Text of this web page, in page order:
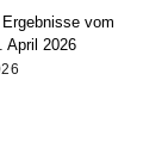
vom
April 2026